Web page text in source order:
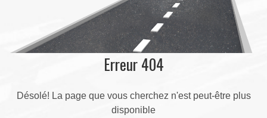
Erreur 404
Désolé! La page que vous cherchez n'est peut-être plus
disponible